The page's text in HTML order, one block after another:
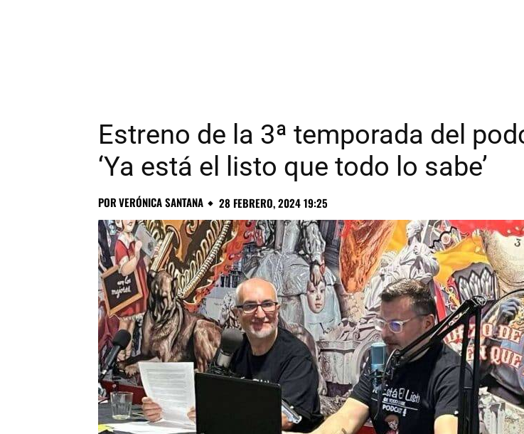
Estreno de la 3ª temporada del
‘Ya está el listo que todo lo sabe’
PORVERÓNICA SANTANA 28 FEBRERO, 2024 19:25